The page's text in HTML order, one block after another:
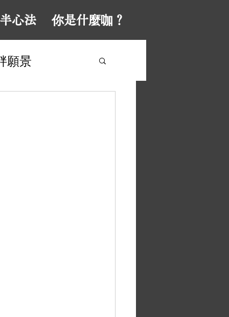
心法 你是什麼咖？
願景